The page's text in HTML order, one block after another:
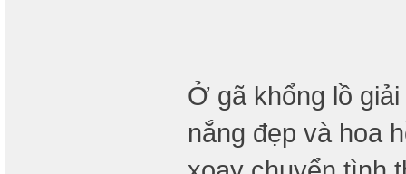
Ở gã khổng lồ
nắng đẹp và hoa